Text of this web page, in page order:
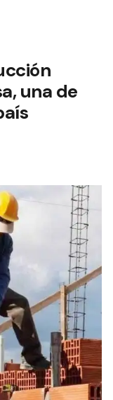
una de